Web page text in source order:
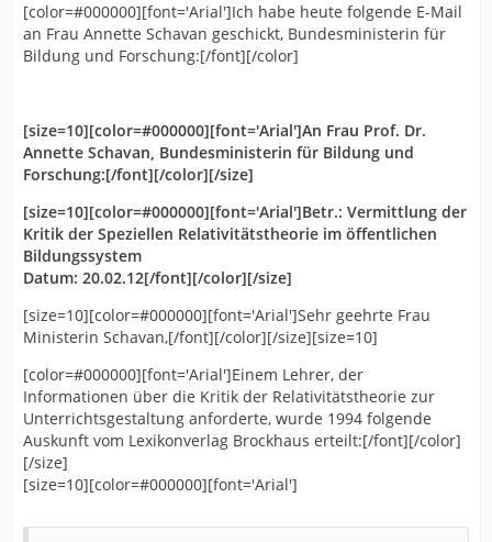
[color=#000000][font='Arial']Ich habe heute folgende E-Mail
an Frau Annette Schavan geschickt, Bundesministerin für
Bildung und Forschung:[/font][/color]
[size=10][color=#000000][font='Arial']An Frau Prof. Dr.
Annette Schavan, Bundesministerin für Bildung und
Forschung:[/font][/color][/size]
[size=10][color=#000000][font='Arial']Betr.: Vermittlung der
Kritik der Speziellen Relativitätstheorie im öffentlichen
Bildungssystem
Datum: 20.02.12[/font][/color][/size]
[size=10][color=#000000][font='Arial']Sehr geehrte Frau
Ministerin Schavan,[/font][/color][/size][size=10]
[color=#000000][font='Arial']Einem Lehrer, der
Informationen über die Kritik der Relativitätstheorie zur
Unterrichtsgestaltung anforderte, wurde 1994 folgende
Auskunft vom Lexikonverlag Brockhaus erteilt:[/font][/color]
[/size]
[size=10][color=#000000][font='Arial']